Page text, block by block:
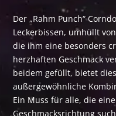
Der „Rahm Punch“
Leckerbissen, umhüllt
die ihm eine besonders
herzhaften Geschmack
beidem gefüllt, bietet
außergewöhnliche
Ein Muss für alle, die
Geschmacksrichtung